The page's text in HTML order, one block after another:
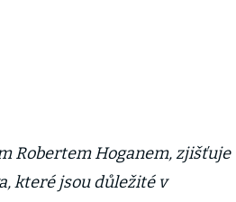
Robertem Hoganem, zjišťuje
které jsou důležité v